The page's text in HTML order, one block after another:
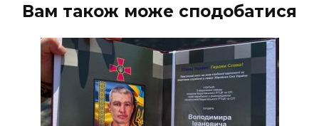
Вам також може сподобатися